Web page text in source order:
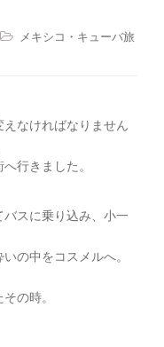
メキシコ・キューバ旅
なければなりません
行きました。
スに乗り込み、小一
の中をコスメルへ。
の時。